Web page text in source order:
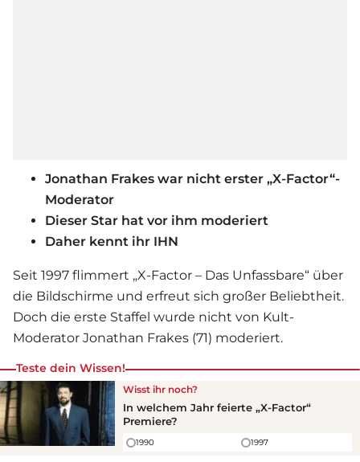
Jonathan Frakes war nicht erster „X-Factor“-
Moderator
Dieser Star hat vor ihm moderiert
Daher kennt ihr IHN
Seit 1997 flimmert „X-Factor – Das Unfassbare“ über
die Bildschirme und erfreut sich großer Beliebtheit.
Doch die erste Staffel wurde nicht von Kult-
Moderator Jonathan Frakes (71) moderiert.
Teste dein Wissen!
Wisst ihr noch?
In welchem Jahr feierte „X-Factor“
Premiere?
1990 1997